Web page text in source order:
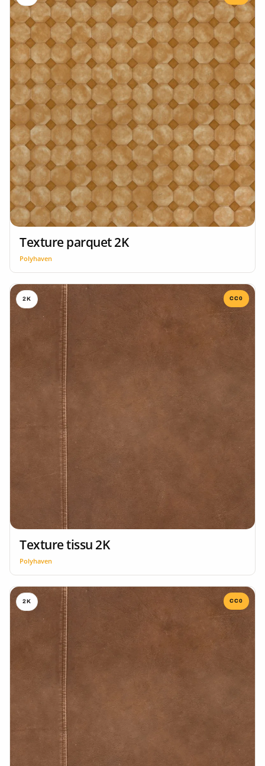
Texture parquet 2K
Polyhaven
2K CC0
Texture tissu 2K
Polyhaven
2K CC0